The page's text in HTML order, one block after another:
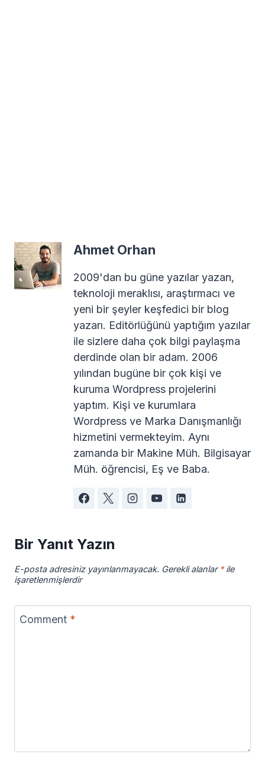
Ahmet Orhan
2009'dan bu güne yazılar yazan,
teknoloji meraklısı, araştırmacı ve
yeni bir şeyler keşfedici bir blog
yazarı. Editörlüğünü yaptığım yazılar
ile sizlere daha çok bilgi paylaşma
derdinde olan bir adam. 2006
yılından bugüne bir çok kişi ve
kuruma Wordpress projelerini
yaptım. Kişi ve kurumlara
Wordpress ve Marka Danışmanlığı
hizmetini vermekteyim. Aynı
zamanda bir Makine Müh. Bilgisayar
Müh. öğrencisi, Eş ve Baba.
Bir Yanıt Yazın
E-posta adresiniz yayınlanmayacak. Gerekli alanlar *ile
işaretlenmişlerdir
Comment *